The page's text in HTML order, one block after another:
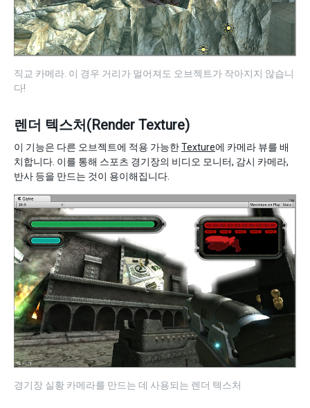
직교 카메라. 이 경우 거리가 멀어져도 오브젝트가 작아지지 않습니
다!
렌더 텍스처(Render Texture)
이 기능은 다른 오브젝트에 적용 가능한Texture에 카메라 뷰를 배
치합니다. 이를 통해 스포츠 경기장의 비디오 모니터, 감시 카메라,
반사 등을 만드는 것이 용이해집니다.
경기장 실황 카메라를 만드는 데 사용되는 렌더 텍스처